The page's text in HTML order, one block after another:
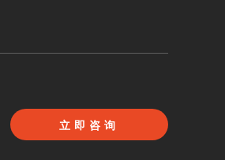
立即咨询